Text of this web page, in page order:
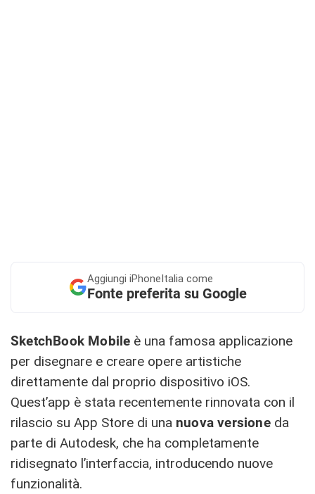
Aggiungi iPhoneItalia come
Fonte preferita su Google
SketchBook Mobile è una famosa applicazione
per disegnare e creare opere artistiche
direttamente dal proprio dispositivo iOS.
Quest’app è stata recentemente rinnovata con il
rilascio su App Store di una nuova versioneda
parte di Autodesk, che ha completamente
ridisegnato l’interfaccia, introducendo nuove
funzionalità.